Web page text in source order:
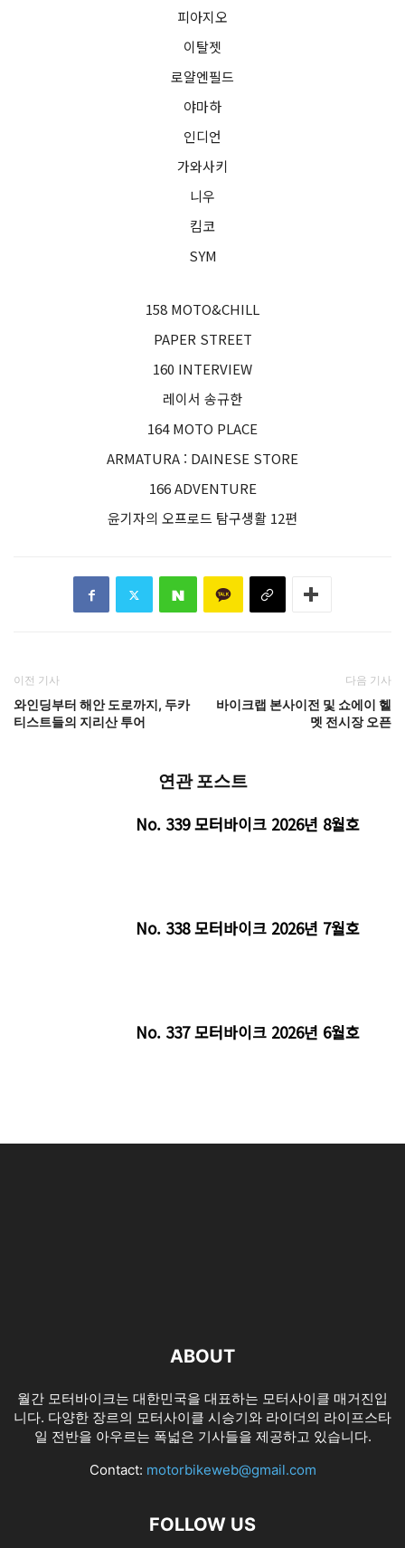
피아지오
이탈젯
로얄엔필드
야마하
인디언
가와사키
니우
킴코
SYM
158 MOTO&CHILL
PAPER STREET
160 INTERVIEW
레이서 송규한
164 MOTO PLACE
ARMATURA : DAINESE STORE
166 ADVENTURE
윤기자의 오프로드 탐구생활 12편
이전 기사
와인딩부터 해안 도로까지, 두카
티스트들의 지리산 투어
다음 기사
바이크랩 본사이전 및 쇼에이 헬
멧 전시장 오픈
연관 포스트
No. 339 모터바이크 2026년 8월호
No. 338 모터바이크 2026년 7월호
No. 337 모터바이크 2026년 6월호
ABOUT
월간 모터바이크는 대한민국을 대표하는 모터사이클 매거진입
니다. 다양한 장르의 모터사이클 시승기와 라이더의 라이프스타
일 전반을 아우르는 폭넓은 기사들을 제공하고 있습니다.
Contact: motorbikeweb@gmail.com
FOLLOW US